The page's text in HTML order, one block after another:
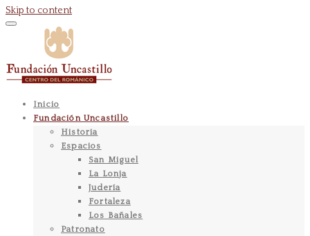
Skip to content
Inicio
Fundación Uncastillo
Historia
Espacios
San Miguel
La Lonja
Judería
Fortaleza
Los Bañales
Patronato